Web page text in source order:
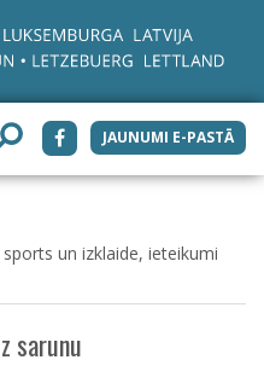
JAUNUMI E-PASTĀ
un izklaide, ieteikumi
sarunu